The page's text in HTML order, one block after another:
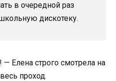
в очередной раз
дискотеку.
Елена строго смотрела на
проход.